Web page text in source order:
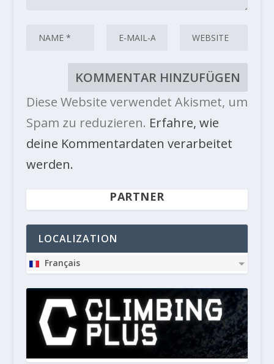
Diese Website verwendet Akismet, um
Spam zu reduzieren. Erfahre, wie
deine Kommentardaten verarbeitet
werden.
PARTNER
LOCALIZATION
Français